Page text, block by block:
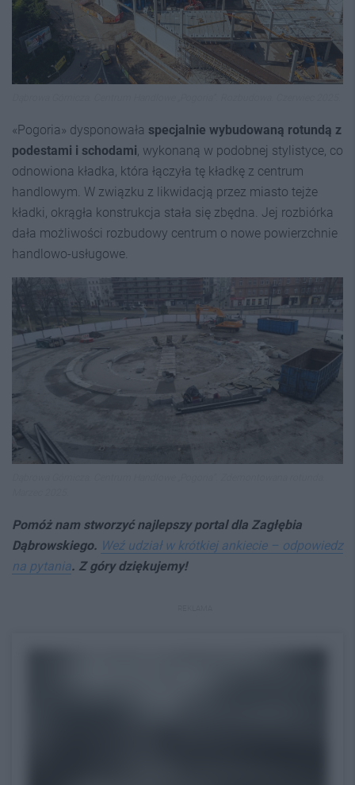
«Pogoria» dysponowała specjalnie wybudowaną rotundą z
podestami i schodami , wykonaną w podobnej stylistyce, co
odnowiona kładka, która łączyła tę kładkę z centrum
handlowym. W związku z likwidacją przez miasto tejże
kładki, okrągła konstrukcja stała się zbędna. Jej rozbiórka
dała możliwości rozbudowy centrum o nowe powierzchnie
handlowo-usługowe.
Pomóż nam stworzyć najlepszy portal dla Zagłębia
Dąbrowskiego. Weź udział w krótkiej ankiecie – odpowiedz
na pytania. Z góry dziękujemy!